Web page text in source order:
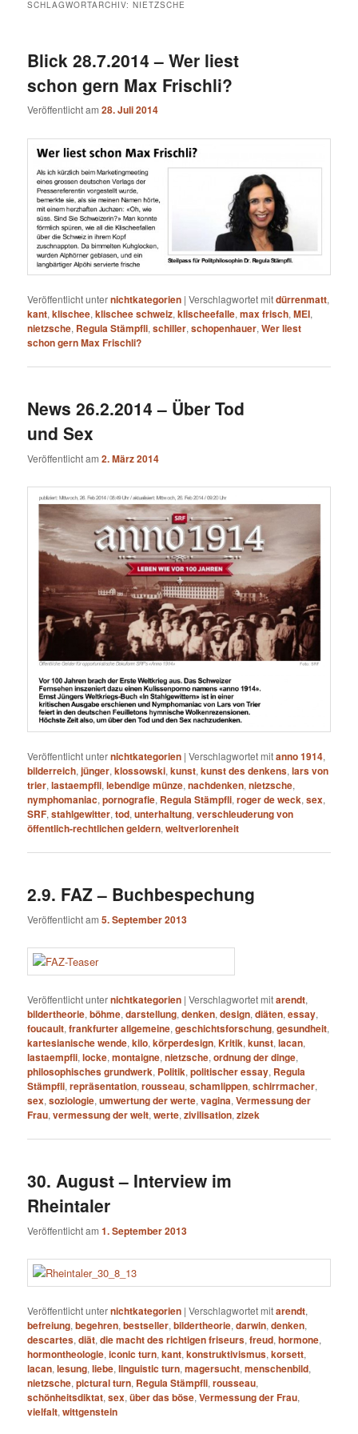
SCHLAGWORTARCHIV:NIETZSCHE
Blick 28.7.2014 – Wer liest
schon gern Max Frischli?
Veröffentlicht am28. Juli 2014
Veröffentlicht unternichtkategorien |Verschlagwortet mitdürrenmatt,
kant,klischee,klischee schweiz,klischeefalle,max frisch,MEI,
nietzsche, Regula Stämpfli,schiller,schopenhauer,Wer liest
schon gern Max Frischli?
News 26.2.2014 – Über Tod
und Sex
Veröffentlicht am2. März 2014
Veröffentlicht unternichtkategorien |Verschlagwortet mitanno 1914,
bilderreich,jünger,klossowski,kunst,kunst des denkens,lars von
trier,lastaempfli,lebendige münze,nachdenken,nietzsche,
nymphomaniac,pornografie, Regula Stämpfli,roger de weck,sex,
SRF,stahlgewitter,tod,unterhaltung,verschleuderung von
öffentlich-rechtlichen geldern,weltverlorenheit
2.9. FAZ – Buchbespechung
Veröffentlicht am5. September 2013
Veröffentlicht unternichtkategorien |Verschlagwortet mitarendt,
bildertheorie,böhme,darstellung,denken,design,diäten,essay,
foucault,frankfurter allgemeine,geschichtsforschung,gesundheit,
kartesianische wende,kilo,körperdesign,Kritik,kunst,lacan,
lastaempfli,locke,montaigne,nietzsche,ordnung der dinge,
philosophisches grundwerk, Politik,politischer essay, Regula
Stämpfli,repräsentation,rousseau,schamlippen,schirrmacher,
sex,soziologie,umwertung der werte,vagina,Vermessung der
Frau,vermessung der welt,werte,zivilisation,zizek
30. August – Interview im
Rheintaler
Veröffentlicht am1. September 2013
Veröffentlicht unternichtkategorien |Verschlagwortet mitarendt,
befreiung,begehren,bestseller,bildertheorie,darwin,denken,
descartes,diät,die macht des richtigen friseurs,freud,hormone,
hormontheologie,iconic turn,kant,konstruktivismus,korsett,
lacan,lesung,liebe,linguistic turn,magersucht,menschenbild,
nietzsche,pictural turn, Regula Stämpfli,rousseau,
schönheitsdiktat,sex,über das böse,Vermessung der Frau,
vielfalt,wittgenstein